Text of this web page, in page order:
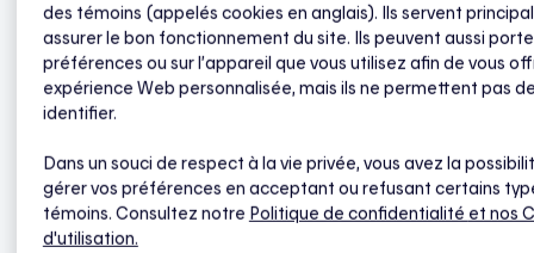
Notez ensuite le codeRéponse à la question de
sécurité.
À partir du courriel de transfert Interac,
sélectionnez votre institution financière et le
des témoins (appelés cookies en anglais). Ils servent
assurer le bon fonctionnement du site. Ils peuvent aussi
préférences ou sur l’appareil que vous utilisez afin de vous
expérience Web personnalisée, mais ils ne permettent pas
identifier.
Dans un souci de respect à la vie privée, vous avez la
gérer vos préférences en acceptant ou refusant certains
témoins. Consultez notre Politique de confidentialité et nos
d'utilisation.